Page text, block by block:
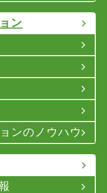
ン
ンのノウハウ